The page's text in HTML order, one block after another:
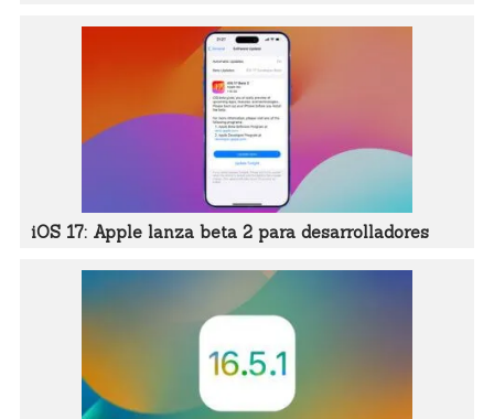
iOS 17: Apple lanza beta 2 para desarrolladores